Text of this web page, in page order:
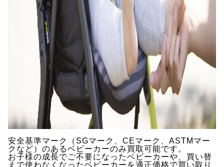
安全基準マーク（SGマーク、CEマーク、ASTMマー
クなど）のあるベビーカーのみ買取可能です。
お子様の成長でご不要になったベビーカーや、買い替
えで使わなくなったベビーカーを適正価格で買い取り